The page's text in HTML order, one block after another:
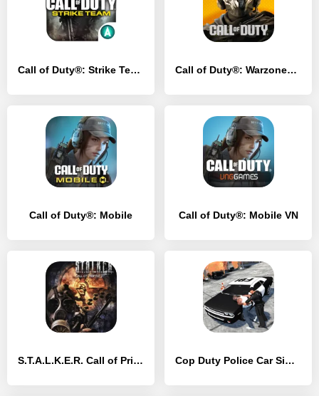
Call of Duty®: Strike Team Call of Duty®: Warzone™ Mobile
Call of Duty®: Mobile Call of Duty®: Mobile VN
S.T.A.L.K.E.R. Call of Pripyat Cop Duty Police Car Simulator